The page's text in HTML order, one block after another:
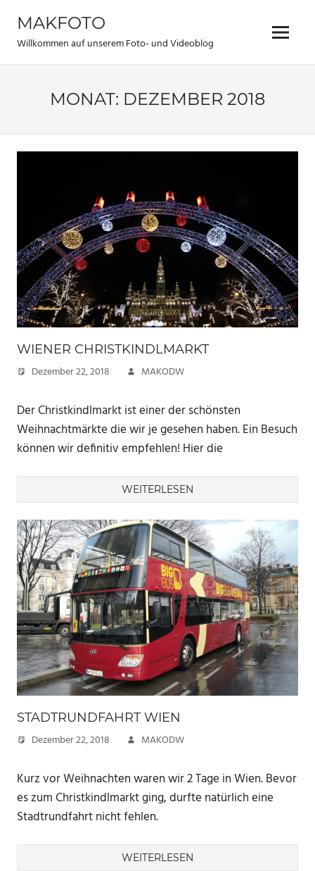
Inhalt
springen
MAKFOTO
Willkommen auf unserem Foto- und Videoblog Menü
MONAT: DEZEMBER 2018
WIENER CHRISTKINDLMARKT
Dezember 22, 2018 MAKODW
Der Christkindlmarkt ist einer der schönsten
Weihnachtmärkte die wir je gesehen haben. Ein Besuch
können wir definitiv empfehlen! Hier die
WEITERLESEN
STADTRUNDFAHRT WIEN
Dezember 22, 2018 MAKODW
Kurz vor Weihnachten waren wir 2 Tage in Wien. Bevor
es zum Christkindlmarkt ging, durfte natürlich eine
Stadtrundfahrt nicht fehlen.
WEITERLESEN